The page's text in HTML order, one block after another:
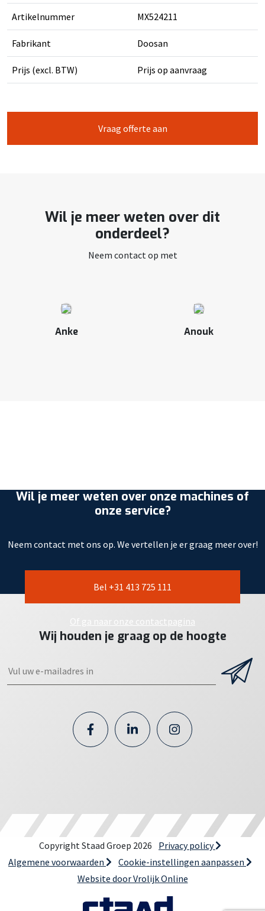
Artikelnummer MX524211
Fabrikant Doosan
Prijs (excl. BTW) Prijs op aanvraag
Vraag offerte aan
Wil je meer weten over dit
onderdeel?
Neem contact op met
Anke Anouk
Wil je meer weten over onze machines of
onze service?
Neem contact met ons op. We vertellen je er graag meer over!
Bel +31 413 725 111
Of ga naar onze contactpagina
Wij houden je graag op de hoogte
Copyright Staad Groep 2026
Privacy policy
Algemene voorwaarden
Cookie-instellingen aanpassen
Website door Vrolijk Online